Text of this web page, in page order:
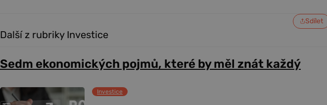
Sdílet
Další z rubriky Investice
Sedm ekonomických pojmů, které by měl znát každý
Investice